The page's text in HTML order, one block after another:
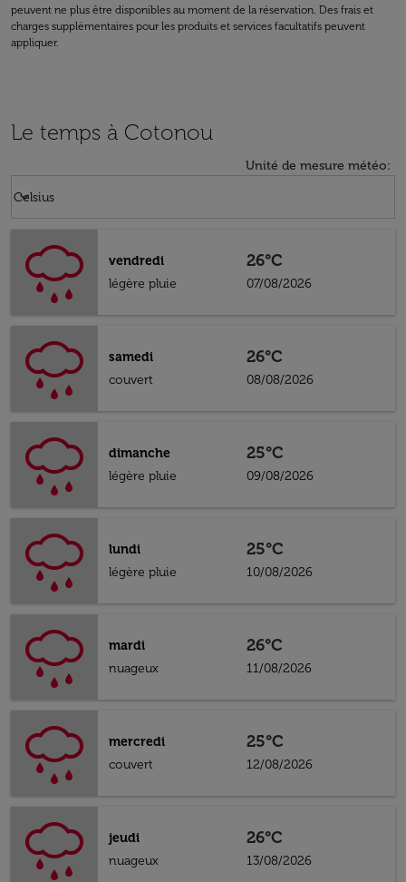
peuvent ne plus être disponibles au moment de la réservation. Des frais et
charges supplémentaires pour les produits et services facultatifs peuvent
appliquer.
Le temps à Cotonou
Unité de mesure météo:
Celsius
keyboard_arrow_down
vendredi
légère pluie
26°C
07/08/2026
samedi
couvert
26°C
08/08/2026
dimanche
légère pluie
25°C
09/08/2026
lundi
légère pluie
25°C
10/08/2026
mardi
nuageux
26°C
11/08/2026
mercredi
couvert
25°C
12/08/2026
jeudi
nuageux
26°C
13/08/2026